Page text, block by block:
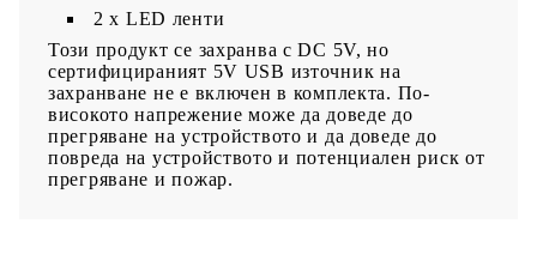
2 x LED ленти
Този продукт се захранва с DC 5V, но
сертифицираният 5V USB източник на
захранване не е включен в комплекта. По-
високото напрежение може да доведе до
прегряване на устройството и да доведе до
повреда на устройството и потенциален риск от
прегряване и пожар.